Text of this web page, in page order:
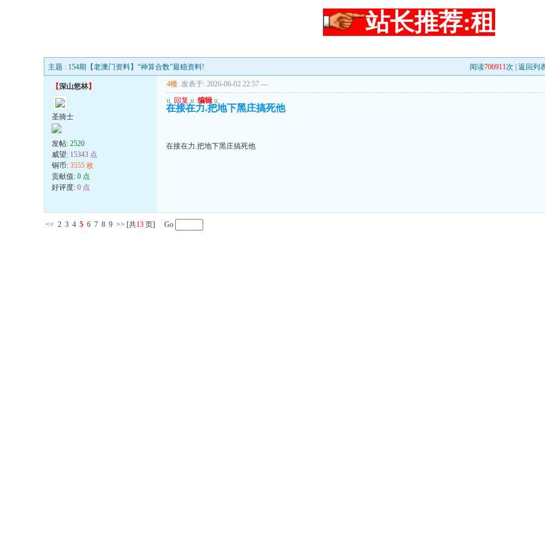
站长推荐:租
主题 : 154期【老澳门资料】“神算合数”最稳资料! 阅读706911次 | 返回列
【深山悠林】
圣骑士
发帖: 2520
威望: 15343 点
铜币: 3555 枚
贡献值: 0 点
好评度: 0 点
4楼 发表于: 2026-06-02 22:57 ---
u 回复 u 编辑 u
在接在力.把地下黑庄搞死他
在接在力.把地下黑庄搞死他
<< 2 3 4 5 6 7 8 9 >> [共13 页] Go